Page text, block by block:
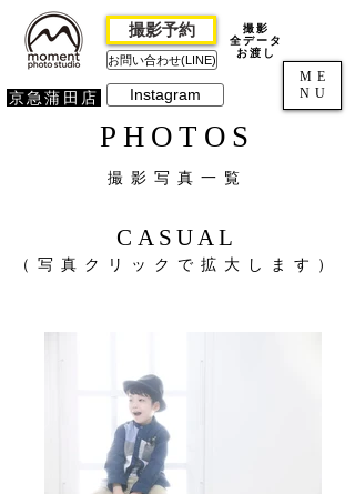
京急蒲田店
撮影予約
お問い合わせ(LINE)
Instagram
撮影
全データ
お渡し
ME
NU
PHOTOS
撮影写真一覧
CASUAL
（写真クリックで拡大します）